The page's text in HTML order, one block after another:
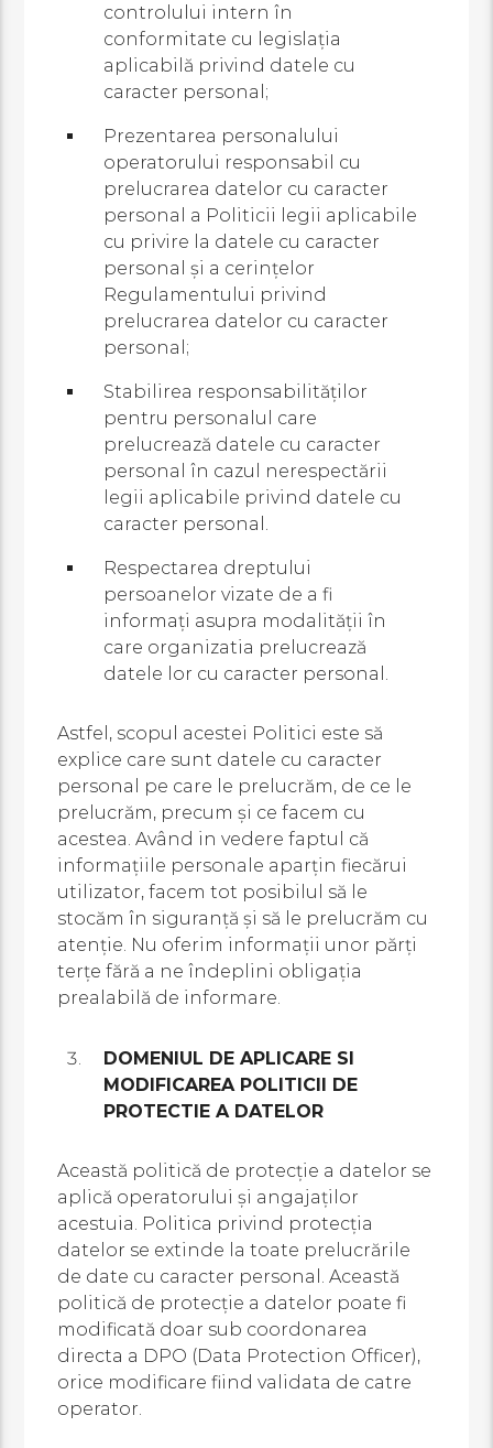
controlului intern în
conformitate cu legislaţia
aplicabilă privind datele cu
caracter personal;
Prezentarea personalului
operatorului responsabil cu
prelucrarea datelor cu caracter
personal a Politicii legii aplicabile
cu privire la datele cu caracter
personal şi a cerinţelor
Regulamentului privind
prelucrarea datelor cu caracter
personal;
Stabilirea responsabilităţilor
pentru personalul care
prelucrează datele cu caracter
personal în cazul nerespectării
legii aplicabile privind datele cu
caracter personal.
Respectarea dreptului
persoanelor vizate de a fi
informaţi asupra modalităţii în
care organizatia prelucrează
datele lor cu caracter personal.
Astfel, scopul acestei Politici este să
explice care sunt datele cu caracter
personal pe care le prelucrăm, de ce le
prelucrăm, precum și ce facem cu
acestea. Având in vedere faptul că
informațiile personale aparțin fiecărui
utilizator, facem tot posibilul să le
stocăm în siguranță și să le prelucrăm cu
atenție. Nu oferim informații unor părți
terțe fără a ne îndeplini obligația
prealabilă de informare.
DOMENIUL DE APLICARE SI
MODIFICAREA POLITICII DE
PROTECTIE A DATELOR
Această politică de protecție a datelor se
aplică operatorului și angajaților
acestuia. Politica privind protecția
datelor se extinde la toate prelucrările
de date cu caracter personal. Această
politică de protecție a datelor poate fi
modificată doar sub coordonarea
directa a DPO (Data Protection Officer),
orice modificare fiind validata de catre
operator.